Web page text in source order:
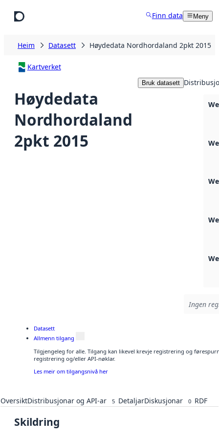
Finn data Meny
Heim Datasett Høydedata Nordhordaland 2pkt 2015
Kartverket
Høydedata
Nordhordaland
2pkt 2015
Bruk datasett
Ingen
Datasett
Allmenn tilgang
Tilgjengeleg for alle. Tilgang kan likevel krevje registrering og
registrering og/eller API-nøklar.
Les meir om tilgangsnivå her
OversiktDistribusjonar og API-ar 5 DetaljarDiskusjonar 0 RDF
Skildring